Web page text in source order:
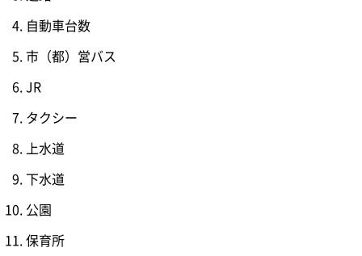
自動車台数
市（都）営バス
JR
タクシー
上水道
下水道
公園
保育所